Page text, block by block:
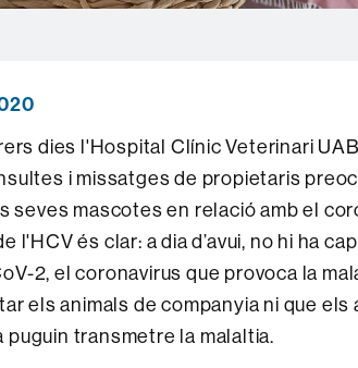
dies l'Hospital Clínic Veterinari
i missatges de propietaris
seves mascotes en relació amb el
l'HCV és clar: a dia d’avui, no hi ha
2, el coronavirus que provoca la
els animals de companyia ni que els
puguin transmetre la malaltia.